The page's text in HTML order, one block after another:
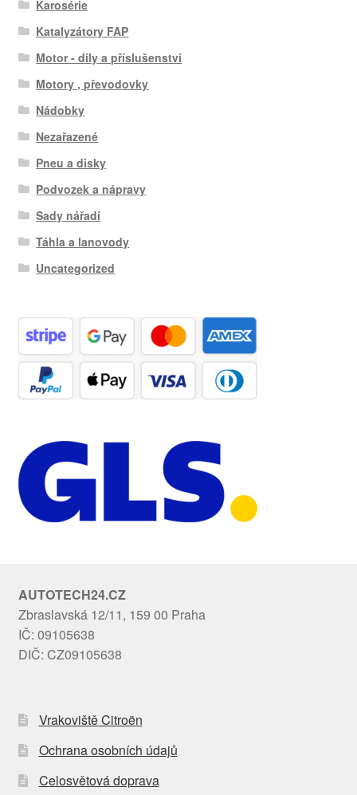
Karosérie
Katalyzátory FAP
Motor - díly a příslušenství
Motory , převodovky
Nádobky
Nezařazené
Pneu a disky
Podvozek a nápravy
Sady nářadí
Táhla a lanovody
Uncategorized
AUTOTECH24.CZ
Zbraslavská 12/11, 159 00 Praha
IČ: 09105638
DIČ: CZ09105638
Vrakoviště Citroën
Ochrana osobních údajů
Celosvětová doprava